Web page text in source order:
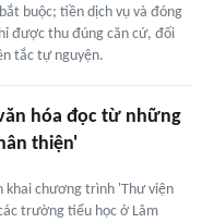
buộc; tiền dịch vụ và đóng
được thu đúng căn cứ, đối
tắc tự nguyện.
hóa đọc từ những
thiện'
khai chương trình 'Thư viện
trường tiểu học ở Lâm